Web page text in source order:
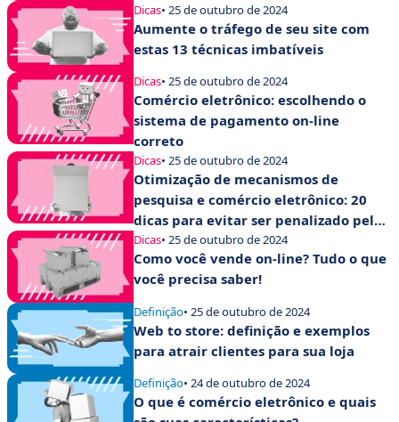
Dicas• 25 de outubro de 2024
Aumente o tráfego de seu site com
estas 13 técnicas imbatíveis
Dicas• 25 de outubro de 2024
Comércio eletrônico: escolhendo o
sistema de pagamento on-line
correto
Dicas• 25 de outubro de 2024
Otimização de mecanismos de
pesquisa e comércio eletrônico: 20
dicas para evitar ser penalizado pelo
Google
Dicas• 25 de outubro de 2024
Como você vende on-line? Tudo o que
você precisa saber!
Definição• 25 de outubro de 2024
Web to store: definição e exemplos
para atrair clientes para sua loja
Definição• 24 de outubro de 2024
O que é comércio eletrônico e quais